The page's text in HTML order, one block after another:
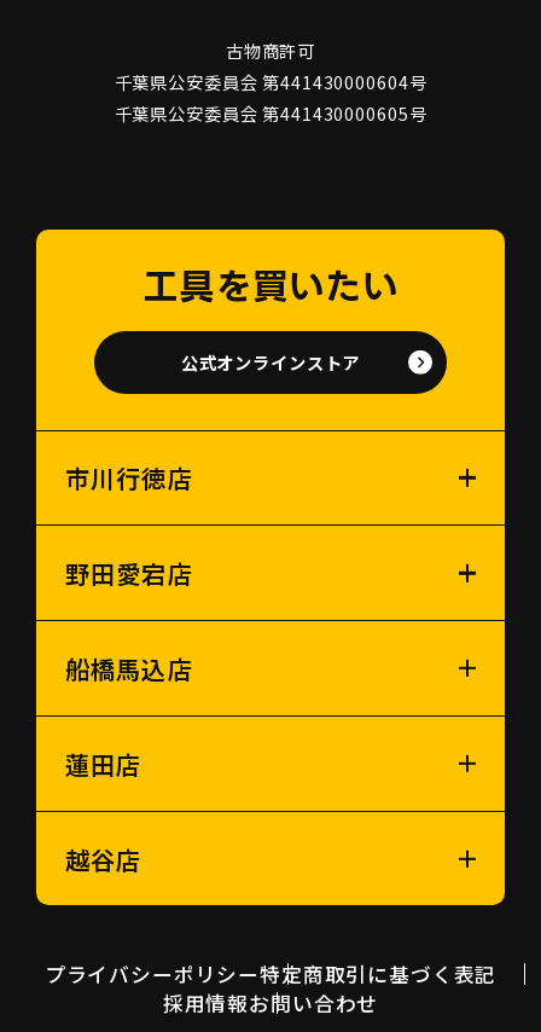
古物商許可
千葉県公安委員会 第441430000604号
千葉県公安委員会 第441430000605号
工具を買いたい
公式オンラインストア
市川行徳店
野田愛宕店
船橋馬込店
蓮田店
越谷店
プライバシーポリシー特定商取引に基づく表記
採用情報お問い合わせ